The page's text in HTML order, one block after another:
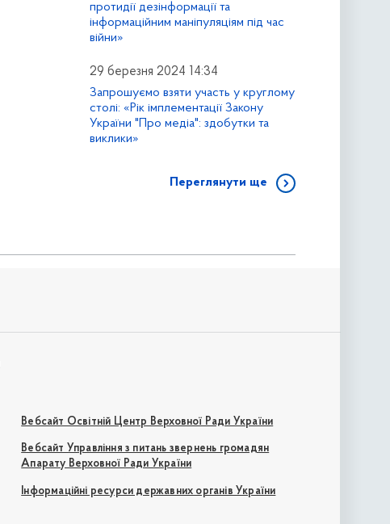
протидії дезінформації та
інформаційним маніпуляціям під час
війни»
29 березня 2024 14:34
Запрошуємо взяти участь у круглому
столі: «Рік імплементації Закону
України "Про медіа": здобутки та
виклики»
Переглянути ще
Вебсайт Освітній Центр Верховної Ради України
Вебсайт Управління з питань звернень громадян
Апарату Верховної Ради України
Інформаційні ресурси державних органів України